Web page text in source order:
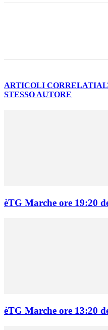
ARTICOLI CORRELATI
STESSO AUTORE
èTG Marche ore 19:20
èTG Marche ore 13:20